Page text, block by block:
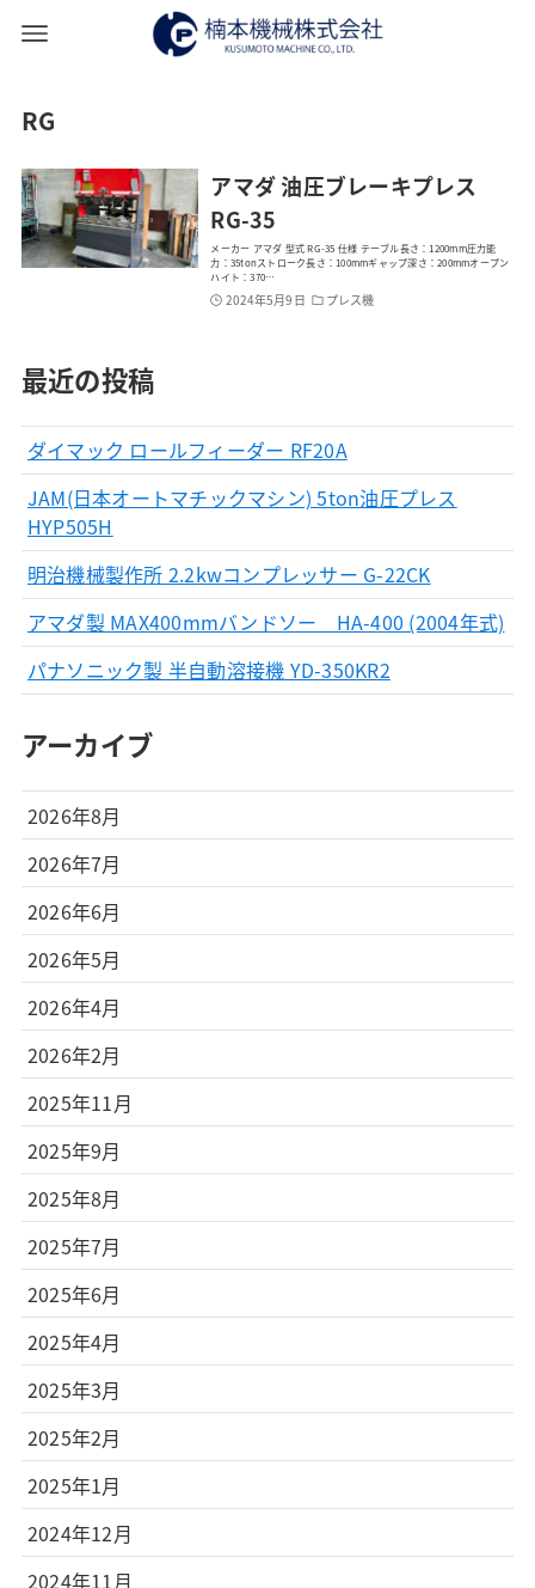
RG
アマダ 油圧ブレーキプレス
RG-35
メーカー アマダ 型式 RG-35 仕様 テーブル長さ：1200mm圧力能
力：35tonストローク長さ：100mmギャップ深さ：200mmオープン
ハイト：370…
2024年5月9日 プレス機
最近の投稿
ダイマック ロールフィーダー RF20A
JAM(日本オートマチックマシン) 5ton油圧プレス
HYP505H
明治機械製作所 2.2kwコンプレッサー G-22CK
アマダ製 MAX400mmバンドソー HA-400 (2004年式)
パナソニック製 半自動溶接機 YD-350KR2
アーカイブ
2026年8月
2026年7月
2026年6月
2026年5月
2026年4月
2026年2月
2025年11月
2025年9月
2025年8月
2025年7月
2025年6月
2025年4月
2025年3月
2025年2月
2025年1月
2024年12月
2024年11月